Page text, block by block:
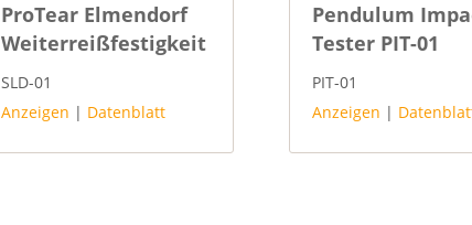
ProTear Elmendorf
Weiterreißfestigkeit
SLD-01
Anzeigen | Datenblatt
Pendulum
Tester PIT-01
PIT-01
Anzeigen |